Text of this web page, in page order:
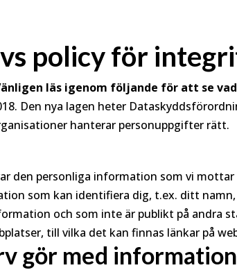
policy för
läs igenom följande för att se
Den nya lagen heter
hanterar personuppgifter rätt.
den personliga information som vi
som kan identifiera dig, t.ex. ditt
och som inte är publikt på andra
till vilka det kan finnas länkar på
gör med